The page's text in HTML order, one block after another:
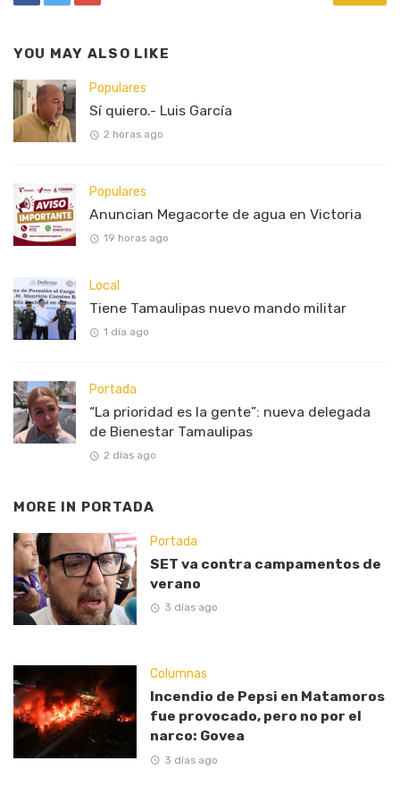
YOU MAY ALSO LIKE
Populares
Sí quiero.- Luis García
2 horas ago
Populares
Anuncian Megacorte de agua en Victoria
19 horas ago
Local
Tiene Tamaulipas nuevo mando militar
1 día ago
Portada
“La prioridad es la gente”: nueva delegada
de Bienestar Tamaulipas
2 días ago
MORE IN PORTADA
Portada
SET va contra campamentos de
verano
3 días ago
Columnas
Incendio de Pepsi en Matamoros
fue provocado, pero no por el
narco: Govea
3 días ago